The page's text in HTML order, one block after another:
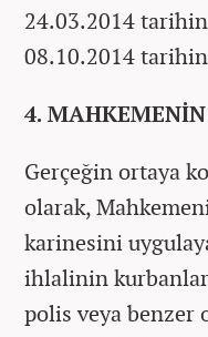
24.03.2014
08.10.2014
4.
Gerçeğin ortaya
olarak,
karinesini
ihlalinin
polis veya